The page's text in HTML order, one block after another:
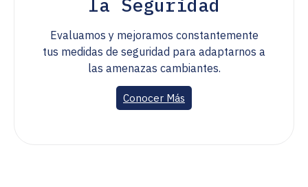
la Seguridad
Evaluamos y mejoramos constantemente
tus medidas de seguridad para adaptarnos a
las amenazas cambiantes.
Conocer Más